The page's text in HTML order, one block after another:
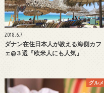
2018.6.7
ダナン在住日本人が教える海側カフ
ェ@３選『欧米人にも人気』
グルメ